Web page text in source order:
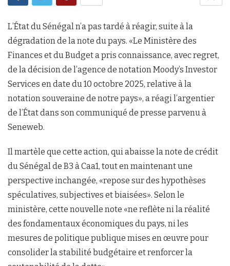
L’État du Sénégal n’a pas tardé à réagir, suite à la
dégradation de la note du pays. «Le Ministère des
Finances et du Budget a pris connaissance, avec regret,
de la décision de l’agence de notation Moody’s Investor
Services en date du 10 octobre 2025, relative à la
notation souveraine de notre pays», a réagi l’argentier
de l’État dans son communiqué de presse parvenu à
Seneweb.
Il martèle que cette action, qui abaisse la note de crédit
du Sénégal de B3 à Caa1, tout en maintenant une
perspective inchangée, «repose sur des hypothèses
spéculatives, subjectives et biaisées». Selon le
ministère, cette nouvelle note «ne reflète ni la réalité
des fondamentaux économiques du pays, ni les
mesures de politique publique mises en œuvre pour
consolider la stabilité budgétaire et renforcer la